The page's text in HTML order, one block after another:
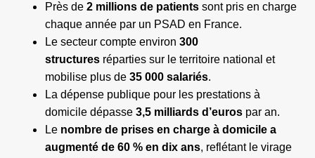
Près de 2 millions de patients sont pris en charge
chaque année par un PSAD en France.
Le secteur compte environ 300
structures réparties sur le territoire national et
mobilise plus de 35 000 salariés.
La dépense publique pour les prestations à
domicile dépasse 3,5 milliards d’euros par an.
Le nombre de prises en charge à domicile a
augmenté de 60 % en dix ans, reflétant le virage